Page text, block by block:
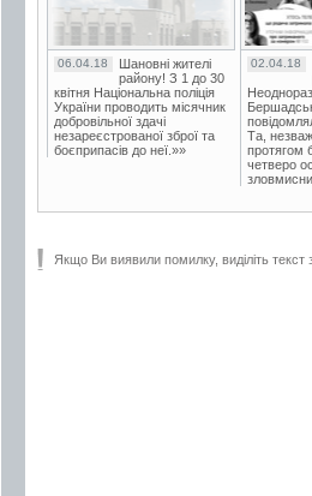
06.04.18
Шановні жителі
району! З 1 до 30
квітня Національна поліція
України проводить місячник
добровільної здачі
незареєстрованої зброї та
боєприпасів до неї.»»
02.04.18
Та,
протягом
четверо
Якщо Ви виявили помилку, виділіть